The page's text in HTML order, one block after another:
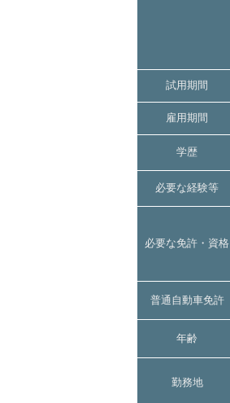
試用期間
雇用期間
学歴
必要な経験等
必要な免許・資格
普通自動車免許
年齢
勤務地